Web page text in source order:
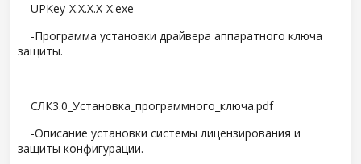
UPKey-X.X.X.X-X.exe
-Программа установки драйвера аппаратного ключа
защиты.
СЛК3.0_Установка_программного_ключа.pdf
-Описание установки системы лицензирования и
защиты конфигурации.